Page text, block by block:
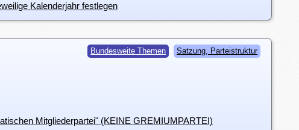
Kalenderjahr festlegen
Bundesweite Themen Satzung, Parteistruktur
Mitgliederpartei" (KEINE GREMIUMPARTEI)